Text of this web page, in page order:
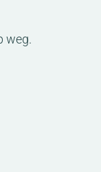
weg.